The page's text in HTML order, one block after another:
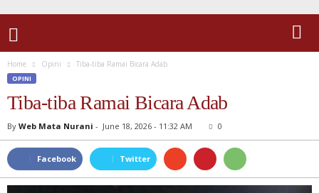
Home Opini Tiba-tiba Ramai Bicara Adab
OPINI
Tiba-tiba Ramai Bicara Adab
By Web Mata Nurani - June 18, 2026 - 11:32 AM 0
Facebook Twitter